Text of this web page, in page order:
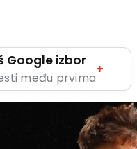
Google izbor
među prvima
+